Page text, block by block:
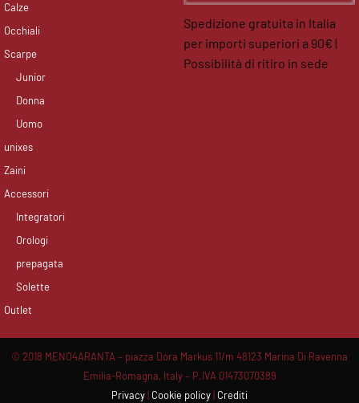
Calze
Occhiali
Scarpe
Junior
Donna
Uomo
unixes
Zaini
Accessori
Integratori
Orologi
prepagata
Solette
Outlet
Spedizione gratuita in Italia
per importi superiori a 90€ |
Possibilità di ritiro in sede
© 2018 MENO4ARANTA – piazza Dora Markus 11/m 48123 Marina Di Ravenna
Emilia-Romagna, Italy – P.IVA 01473070389
Privacy| Cookie policy| Crediti